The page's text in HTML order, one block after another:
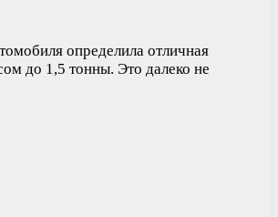
определила отличная
до 1,5 тонны. Это далеко не